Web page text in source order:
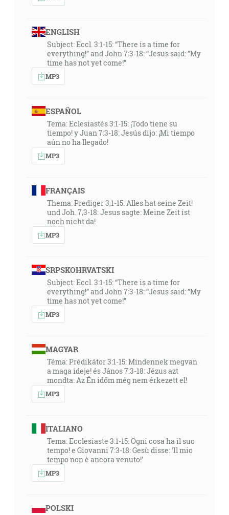
ENGLISH
Subject: Eccl. 3:1-15: “There is a time for
everything!” and John 7:3-18: “Jesus said: ”My
time has not yet come!”
MP3
ESPAÑOL
Tema: Eclesiastés 3:1-15: ¡Todo tiene su
tiempo! y Juan 7:3-18: Jesús dijo: ¡Mi tiempo
aún no ha llegado!
MP3
FRANÇAIS
Thema: Prediger 3,1-15: Alles hat seine Zeit!
und Joh. 7,3-18: Jesus sagte: Meine Zeit ist
noch nicht da!
MP3
SRPSKOHRVATSKI
Subject: Eccl. 3:1-15: “There is a time for
everything!” and John 7:3-18: “Jesus said: ”My
time has not yet come!”
MP3
MAGYAR
Téma: Prédikátor 3:1-15: Mindennek megvan
a maga ideje! és János 7:3-18: Jézus azt
mondta: Az Én időm még nem érkezett el!
MP3
ITALIANO
Tema: Ecclesiaste 3:1-15: Ogni cosa ha il suo
tempo! e Giovanni 7:3-18: Gesù disse: 'Il mio
tempo non è ancora venuto!'
MP3
POLSKI